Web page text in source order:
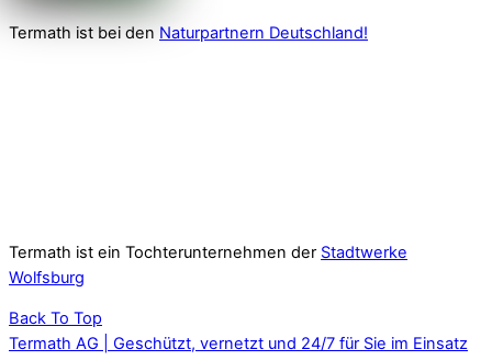
Termath ist bei den Naturpartnern Deutschland!
Termath ist ein Tochterunternehmen der Stadtwerke
Wolfsburg
Back To Top
Termath AG | Geschützt, vernetzt und 24/7 für Sie im Einsatz